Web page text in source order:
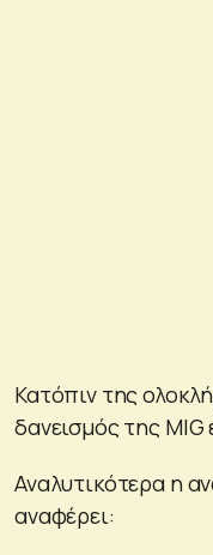
Κατόπιν της
δανεισμός της
Αναλυτικότερα η
αναφέρει: